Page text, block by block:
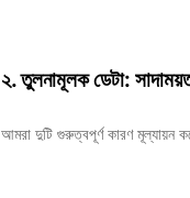
২. তুলনামূলক ডেটা:
আমরা দুটি গুরুত্বপূর্ণ কারণ মূল্যায়ন